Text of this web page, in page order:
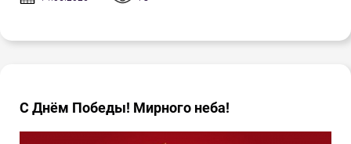
С Днём Победы! Мирного неба!